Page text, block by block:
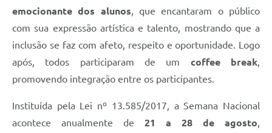
emocionante dos alunos , que encantaram o público
com sua expressão artística e talento, mostrando que a
inclusão se faz com afeto, respeito e oportunidade. Logo
após, todos participaram de um coffee break
promovendo integração entre os participantes.
Instituída pela Lei nº 13.585/2017, a Semana Nacional
acontece anualmente de 21 a 28 de agosto